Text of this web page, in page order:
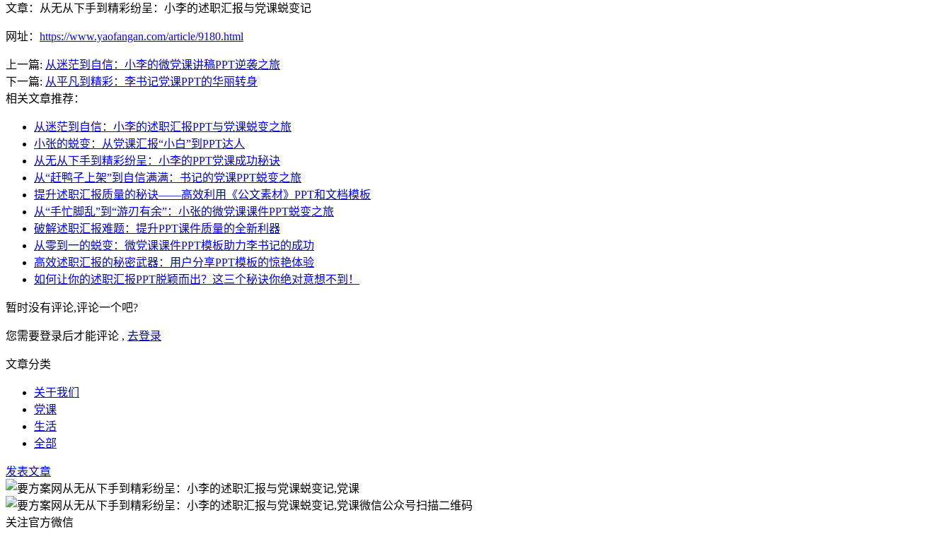
文章：从无从下手到精彩纷呈：小李的述职汇报与党课蜕变记
网址： https://www.yaofangan.com/article/9180.html
上一篇: 从迷茫到自信：小李的微党课讲稿PPT逆袭之旅
下一篇: 从平凡到精彩：李书记党课PPT的华丽转身
相关文章推荐：
从迷茫到自信：小李的述职汇报PPT与党课蜕变之旅
小张的蜕变：从党课汇报“小白”到PPT达人
从无从下手到精彩纷呈：小李的PPT党课成功秘诀
从“赶鸭子上架”到自信满满：书记的党课PPT蜕变之旅
提升述职汇报质量的秘诀——高效利用《公文素材》PPT和文档模板
从“手忙脚乱”到“游刃有余”：小张的微党课课件PPT蜕变之旅
破解述职汇报难题：提升PPT课件质量的全新利器
从零到一的蜕变：微党课课件PPT模板助力李书记的成功
高效述职汇报的秘密武器：用户分享PPT模板的惊艳体验
如何让你的述职汇报PPT脱颖而出？这三个秘诀你绝对意想不到！
暂时没有评论,评论一个吧?
您需要登录后才能评论 , 去登录
文章分类
关于我们
党课
生活
全部
发表文章
扫描二维码
关注官方微信